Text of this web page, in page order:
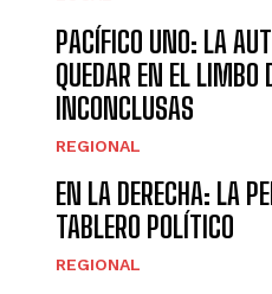
PACÍFICO UNO: LA
QUEDAR EN EL LIMBO
INCONCLUSAS
REGIONAL
EN LA DERECHA: LA
TABLERO POLÍTICO
REGIONAL